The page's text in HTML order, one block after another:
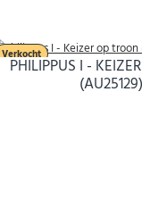
Verkocht
PHILIPPUS I -
(AU25129)